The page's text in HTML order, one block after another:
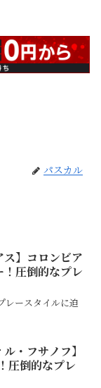
パスカル
ス】コロンビア
圧倒的なプレ
レースタイルに迫
・フサノフ】
圧倒的なプレ